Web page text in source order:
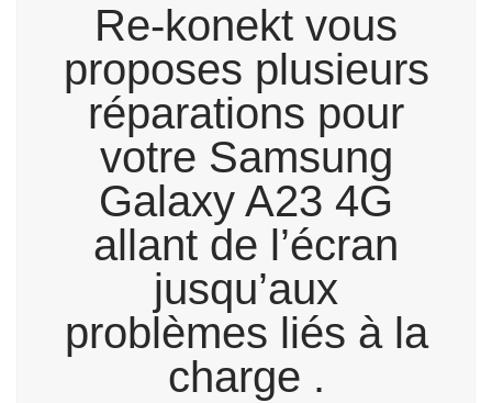
Re-konekt vous
proposes plusieurs
réparations pour
votre Samsung
Galaxy A23 4G
allant de l’écran
jusqu’aux
problèmes liés à la
charge .